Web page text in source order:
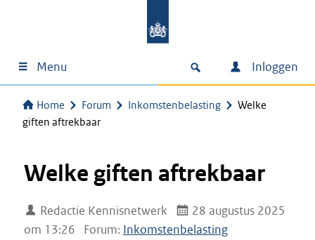
Menu Inloggen
Home Forum Inkomstenbelasting
Welke
giften aftrekbaar
Welke giften aftrekbaar
Redactie Kennisnetwerk
28 augustus 2025
om 13:26
Forum: Inkomstenbelasting